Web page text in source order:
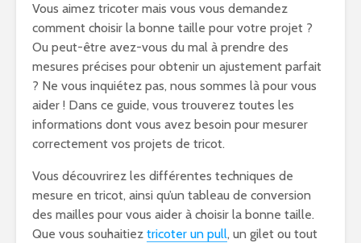
Vous aimez tricoter mais vous vous demandez
comment choisir la bonne taille pour votre projet ?
Ou peut-être avez-vous du mal à prendre des
mesures précises pour obtenir un ajustement parfait
? Ne vous inquiétez pas, nous sommes là pour vous
aider ! Dans ce guide, vous trouverez toutes les
informations dont vous avez besoin pour mesurer
correctement vos projets de tricot.
Vous découvrirez les différentes techniques de
mesure en tricot, ainsi qu’un tableau de conversion
des mailles pour vous aider à choisir la bonne taille.
Que vous souhaitiez tricoter un pull, un gilet ou tout